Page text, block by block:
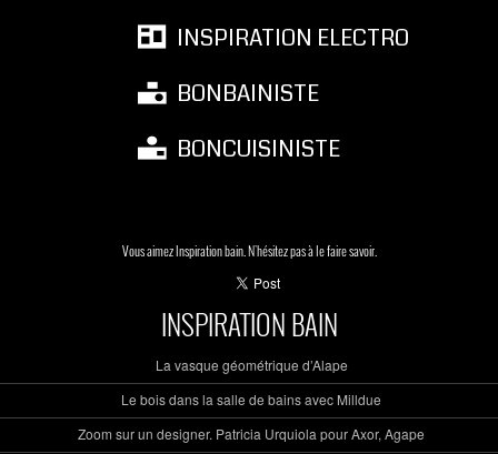
INSPIRATION ELECTRO
BONBAINISTE
BONCUISINISTE
Vous aimez Inspiration bain. N'hésitez pas à le faire savoir.
INSPIRATION BAIN
La vasque géométrique d’Alape
Le bois dans la salle de bains avec Milldue
Zoom sur un designer. Patricia Urquiola pour Axor, Agape